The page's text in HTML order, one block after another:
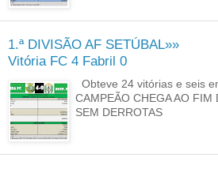
1.ª DIVISÃO AF SETÚBAL»»
Vitória FC 4 Fabril 0
Obteve 24 vitórias e seis
CAMPEÃO CHEGA AO FIM
SEM DERROTAS